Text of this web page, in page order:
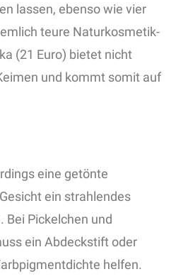
lassen, ebenso wie vier
teure Naturkosmetik-
(21 Euro) bietet nicht
und kommt somit auf
eine getönte
ein strahlendes
Bei Pickelchen und
ein Abdeckstift oder
helfen.